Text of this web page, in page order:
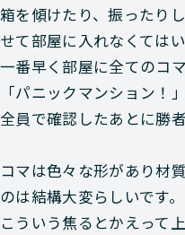
箱を傾けたり、振ったり
せて部屋に入れなくてはい
一番早く部屋に全てのコ
「パニックマンション！」
全員で確認したあとに勝者
コマは色々な形があり材
のは結構大変らしいです。
こういう焦るとかえって